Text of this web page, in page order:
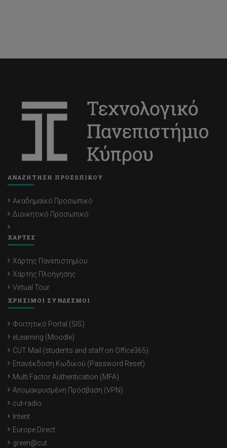
ΑΝΑΖΗΤΗΣΗ ΠΡΟΣΩΠΙΚΟΥ
Ακαδημαϊκό Προσωπικό
Διοικητικό Προσωπικό
ΧΑΡΤΕΣ
Χάρτης Πανεπιστημίου
Χάρτης Πλοήγησης
Virtual Tour
ΧΡΗΣΙΜΟΙ ΣΥΝΔΕΣΜΟΙ
Φοιτητικό Portal (SIS)
eLearning (Moodle)
CUT Mail (students and staff on Office365)
Επανέκδοση Κωδικού (Password Reset)
Multi Factor Authentication (MFA)
Απομακρυσμένη Πρόσβαση (VPN)
cut-radio
Intent
Europe Direct
green@cut